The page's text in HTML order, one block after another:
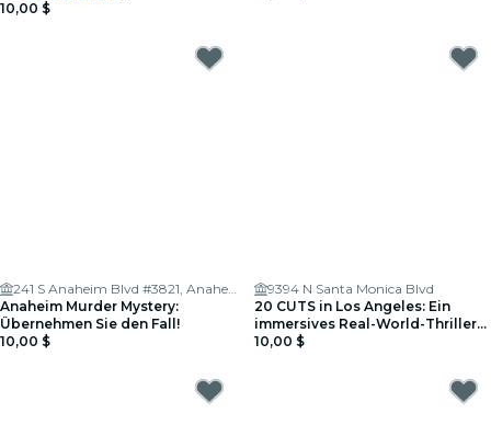
10,00 $
241 S Anaheim Blvd #3821, Anaheim, CA 92805, USA
Anaheim Murder Mystery:
Übernehmen Sie den Fall!
10,00 $
9394 N Santa Monica Blvd
20 CUTS in Los Angeles: Ein
immersives Real-World-Thriller-
Spiel
10,00 $